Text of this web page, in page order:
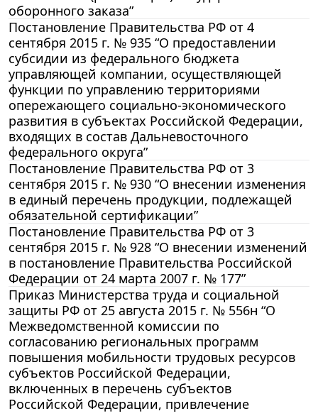
оборонного заказа”
Постановление Правительства РФ от 4
сентября 2015 г. № 935 “О предоставлении
субсидии из федерального бюджета
управляющей компании, осуществляющей
функции по управлению территориями
опережающего социально-экономического
развития в субъектах Российской Федерации,
входящих в состав Дальневосточного
федерального округа”
Постановление Правительства РФ от 3
сентября 2015 г. № 930 “О внесении изменения
в единый перечень продукции, подлежащей
обязательной сертификации”
Постановление Правительства РФ от 3
сентября 2015 г. № 928 “О внесении изменений
в постановление Правительства Российской
Федерации от 24 марта 2007 г. № 177”
Приказ Министерства труда и социальной
защиты РФ от 25 августа 2015 г. № 556н “О
Межведомственной комиссии по
согласованию региональных программ
повышения мобильности трудовых ресурсов
субъектов Российской Федерации,
включенных в перечень субъектов
Российской Федерации, привлечение